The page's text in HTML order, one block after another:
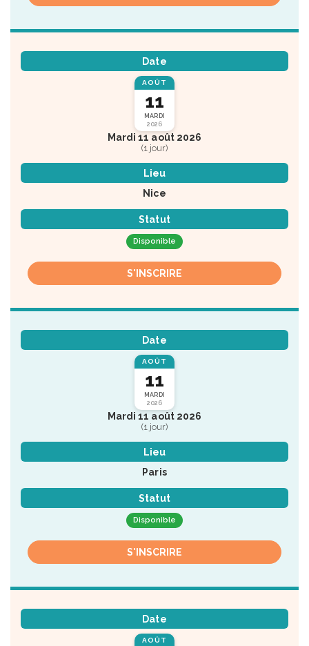
Date
AOÛT
11
MARDI
2026
Mardi 11 août 2026
(1 jour)
Lieu
Nice
Statut
Disponible
S'INSCRIRE
Date
AOÛT
11
MARDI
2026
Mardi 11 août 2026
(1 jour)
Lieu
Paris
Statut
Disponible
S'INSCRIRE
Date
AOÛT